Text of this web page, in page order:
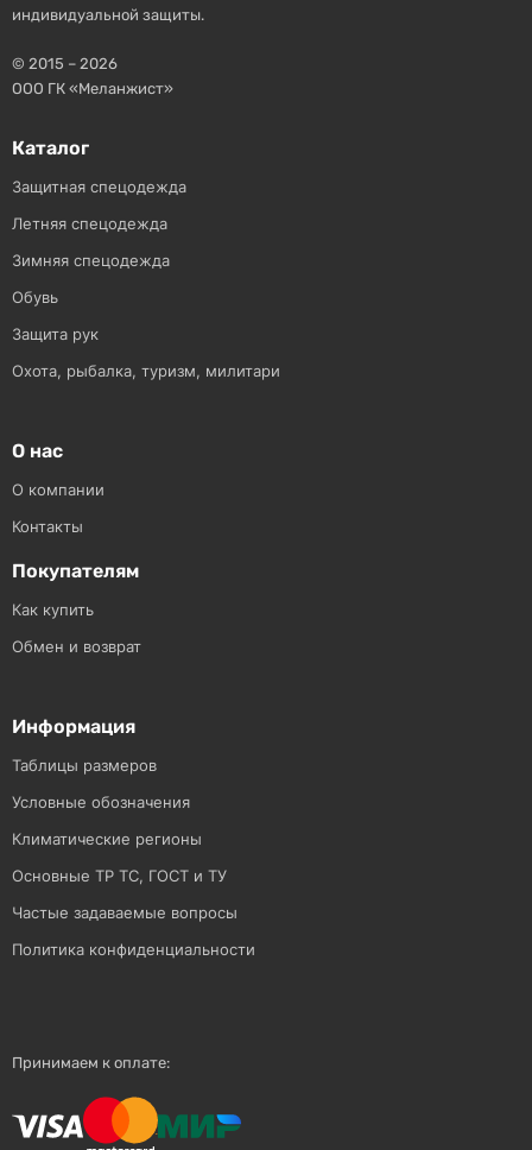
индивидуальной защиты.
© 2015 – 2026
ООО ГК «Меланжист»
Каталог
Защитная спецодежда
Летняя спецодежда
Зимняя спецодежда
Обувь
Защита рук
Охота, рыбалка, туризм, милитари
О нас
О компании
Контакты
Покупателям
Как купить
Обмен и возврат
Информация
Таблицы размеров
Условные обозначения
Климатические регионы
Основные ТР ТС, ГОСТ и ТУ
Частые задаваемые вопросы
Политика конфиденциальности
Принимаем к оплате: